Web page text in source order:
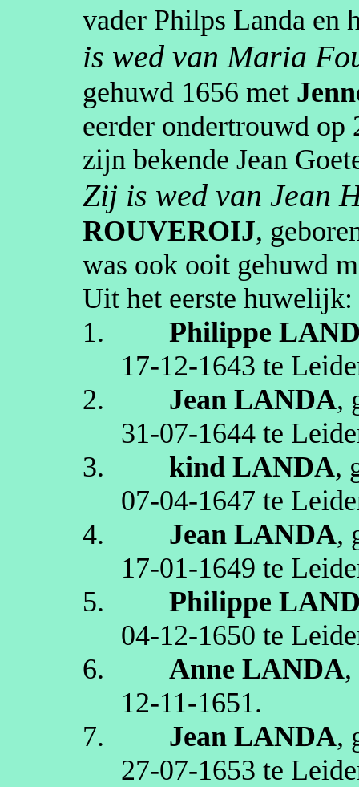
vader Philps Landa en
is wed van Maria
gehuwd 1656 met
eerder ondertrouwd op
zijn bekende Jean
Zij is wed van Jean
ROUVEROIJ,
was ook ooit gehuwd
Uit het eerste huwelijk:
1.
Philippe
17‑12‑1643 te
2.
Jean LANDA,
31‑07‑1644 te
3.
kind LANDA,
07‑04‑1647 te
4.
Jean LANDA,
17‑01‑1649 te
5.
Philippe
04‑12‑1650 te
6.
Anne LANDA
12‑11‑1651.
7.
Jean LANDA,
27‑07‑1653 te